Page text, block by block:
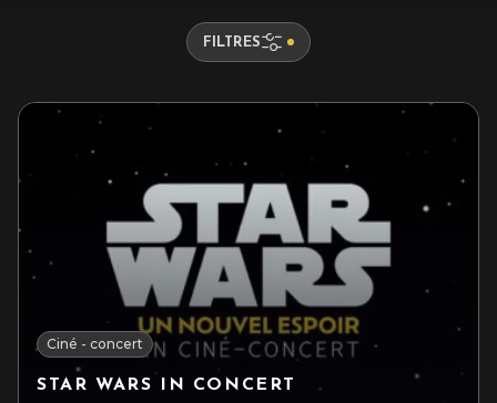
FILTRES
Ciné - concert
STAR WARS IN CONCERT